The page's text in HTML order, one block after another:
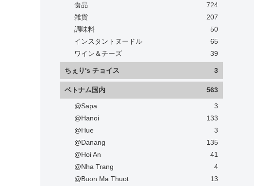
食品
724
雑貨
207
調味料
50
インスタントヌードル
65
ワイン＆チーズ
39
ちぇり's チョイス 3
ベトナム国内 563
@Sapa
3
@Hanoi
133
@Hue
3
@Danang
135
@Hoi An
41
@Nha Trang
4
@Buon Ma Thuot
13